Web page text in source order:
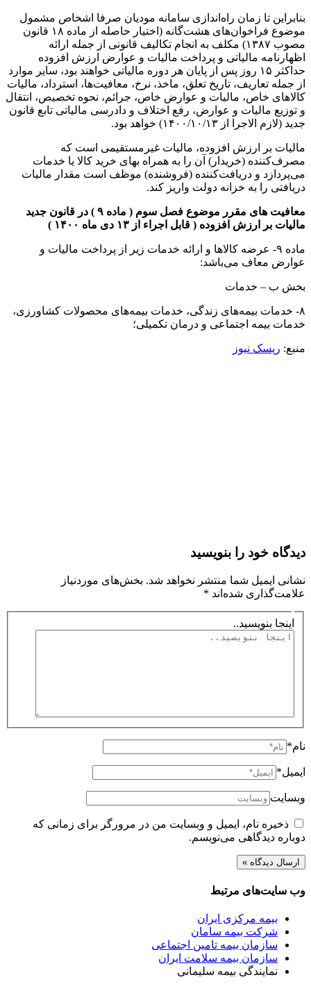
بنابراین تا زمان راه‌اندازی سامانه مودیان صرفا اشخاص مشمول
موضوع فراخوان‌های هشت‌گانه (اختیار حاصله از ماده ۱۸ قانون
مصوب ۱۳۸۷) مکلف به انجام تکالیف قانونی از جمله ارائه
اظهارنامه مالیاتی و پرداخت مالیات و عوارض ارزش افزوده
حداکثر ۱۵ روز پس از پایان هر دوره مالیاتی خواهند بود، سایر موارد
از جمله تعاریف، تاریخ تعلق، ماخذ، نرخ، معافیت‌ها، استرداد، مالیات
کالا‌های خاص، مالیات و عوارض خاص، جرائم، نحوه تخصیص، انتقال
و توزیع مالیات و عوارض، رفع اختلاف و دادرسی مالیاتی تابع قانون
جدید (لازم الاجرا از ۱۴۰۰/۱۰/۱۳) خواهد بود.
مالیات بر ارزش افزوده، مالیات غیرمستقیمی است که
مصرف‌کننده (خریدار) آن را به همراه بهای خرید کالا یا خدمات
می‌پردازد و دریافت‌کننده (فروشنده) موظف است مقدار مالیات
دریافتی را به خزانه دولت واریز کند.
معافیت های مقرر موضوع فصل سوم ( ماده ۹ ) در قانون جدید
مالیات بر ارزش افزوده ( قابل اجراء از ۱۳ دی ماه ۱۴۰۰ )
ماده ۹‌- عرضه کالاها و ارائه خدمات زیر از پرداخت مالیات و
عوارض معاف می‌باشد:
بخش ب‌ – خدمات
۸‌- خدمات بیمه‌های زندگی، خدمات بیمه‌های محصولات کشاورزی،
خدمات بیمه اجتماعی و درمان تکمیلی؛
منبع: ریسک نیوز
دیدگاه‌ خود را بنویسید
نشانی ایمیل شما منتشر نخواهد شد. بخش‌های موردنیاز
علامت‌گذاری شده‌اند *
اینجا بنویسید..
نام*
ایمیل*
وبسایت
ذخیره نام، ایمیل و وبسایت من در مرورگر برای زمانی که
دوباره دیدگاهی می‌نویسم.
وب سایت‌های مرتبط
بیمه مرکزی ایران
شرکت بیمه سامان
سازمان بیمه تامین اجتماعی
سازمان بیمه سلامت ایران
نمایندگی بیمه سلیمانی